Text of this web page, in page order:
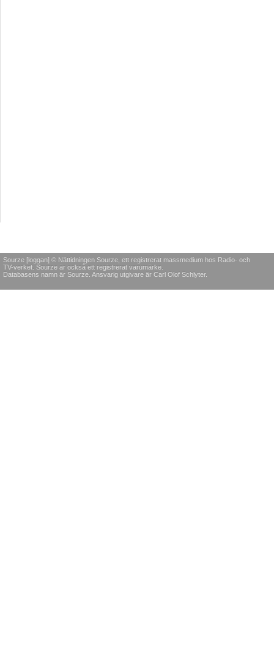
Sourze [loggan] © Nättidningen Sourze, ett registrerat massmedium hos Radio- och
TV-verket. Sourze är också ett registrerat varumärke.
Databasens namn är Sourze. Ansvarig utgivare är Carl Olof Schlyter.